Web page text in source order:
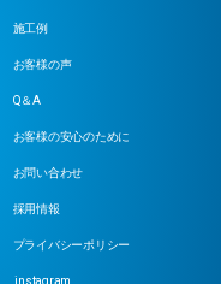
施工例
お客様の声
Q＆A
お客様の安心のために
お問い合わせ
採用情報
プライバシーポリシー
instagram